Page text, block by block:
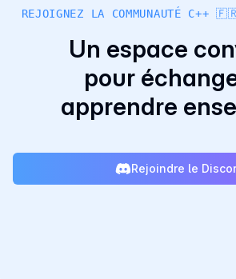
REJOIGNEZ LA COMMUNAUTÉ C++
Un espace
pour
apprendre
Rejoindre le